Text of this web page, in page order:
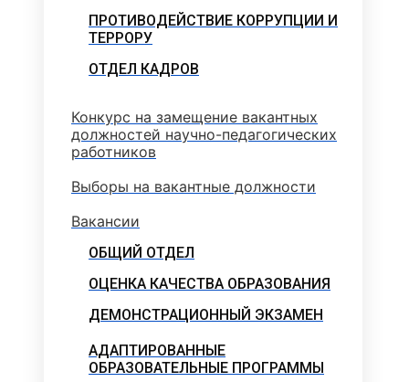
ПРОТИВОДЕЙСТВИЕ КОРРУПЦИИ И
ТЕРРОРУ
ОТДЕЛ КАДРОВ
Конкурс на замещение вакантных
должностей научно-педагогических
работников
Выборы на вакантные должности
Вакансии
ОБЩИЙ ОТДЕЛ
ОЦЕНКА КАЧЕСТВА ОБРАЗОВАНИЯ
ДЕМОНСТРАЦИОННЫЙ ЭКЗАМЕН
АДАПТИРОВАННЫЕ
ОБРАЗОВАТЕЛЬНЫЕ ПРОГРАММЫ